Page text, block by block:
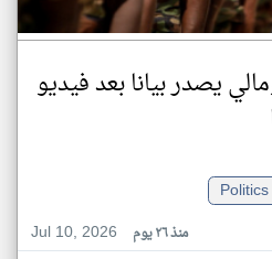
يصدر بيانا بعد فيديو
Politics
Jul 10, 2026
منذ ٢٦ يوم